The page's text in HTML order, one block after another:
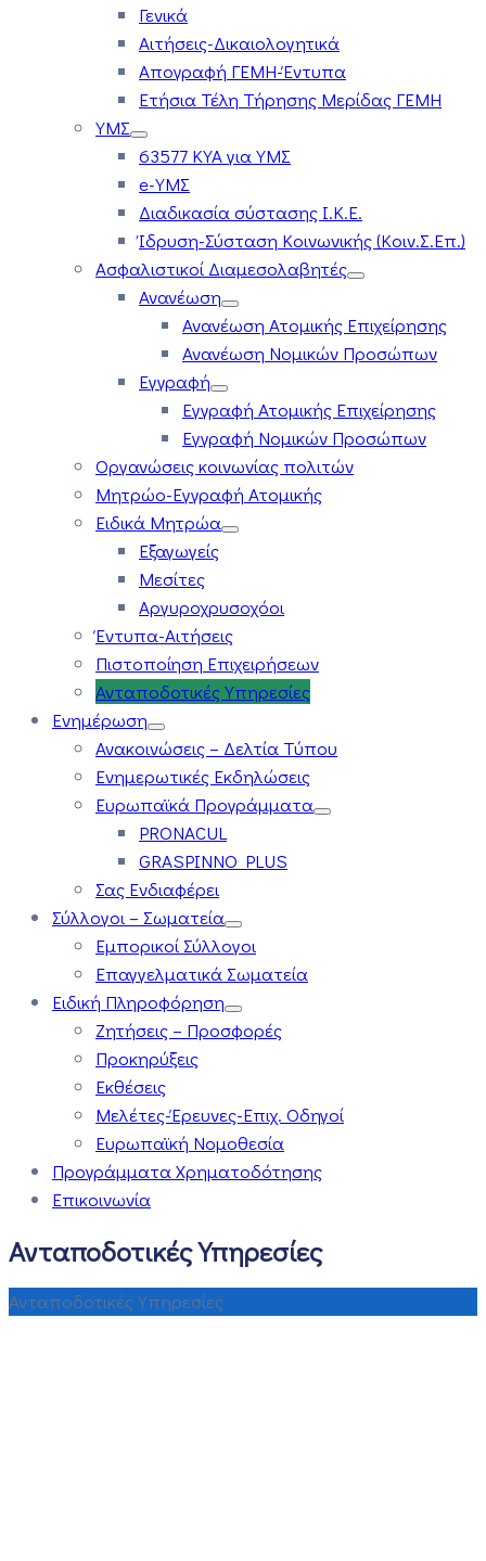
Γενικά
Αιτήσεις-Δικαιολογητικά
Απογραφή ΓΕΜΗ-Έντυπα
Ετήσια Τέλη Τήρησης Μερίδας ΓΕΜΗ
ΥΜΣ
63577 ΚΥΑ για ΥΜΣ
e-ΥΜΣ
Διαδικασία σύστασης Ι.Κ.Ε.
Ίδρυση-Σύσταση Κοινωνικής (Κοιν.Σ.Επ.)
Ασφαλιστικοί Διαμεσολαβητές
Ανανέωση
Ανανέωση Ατομικής Επιχείρησης
Ανανέωση Νομικών Προσώπων
Εγγραφή
Εγγραφή Ατομικής Επιχείρησης
Εγγραφή Νομικών Προσώπων
Οργανώσεις κοινωνίας πολιτών
Μητρώο-Εγγραφή Ατομικής
Ειδικά Μητρώα
Εξαγωγείς
Μεσίτες
Αργυροχρυσοχόοι
Έντυπα-Αιτήσεις
Πιστοποίηση Επιχειρήσεων
Ανταποδοτικές Υπηρεσίες
Ενημέρωση
Ανακοινώσεις – Δελτία Τύπου
Ενημερωτικές Εκδηλώσεις
Ευρωπαϊκά Προγράμματα
PRONACUL
GRASPINNO PLUS
Σας Ενδιαφέρει
Σύλλογοι – Σωματεία
Εμπορικοί Σύλλογοι
Επαγγελματικά Σωματεία
Ειδική Πληροφόρηση
Ζητήσεις – Προσφορές
Προκηρύξεις
Εκθέσεις
Μελέτες-Έρευνες-Επιχ. Οδηγοί
Ευρωπαϊκή Νομοθεσία
Προγράμματα Χρηματοδότησης
Επικοινωνία
Ανταποδοτικές Υπηρεσίες
Ανταποδοτικές Υπηρεσίες